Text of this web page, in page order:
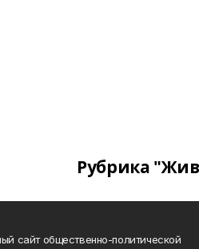
Рубрика
сайт общественно-политической